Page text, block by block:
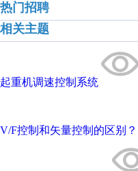
热门招聘
相关主题
起重机调速控制系统
V/F控制和矢量控制的区别？